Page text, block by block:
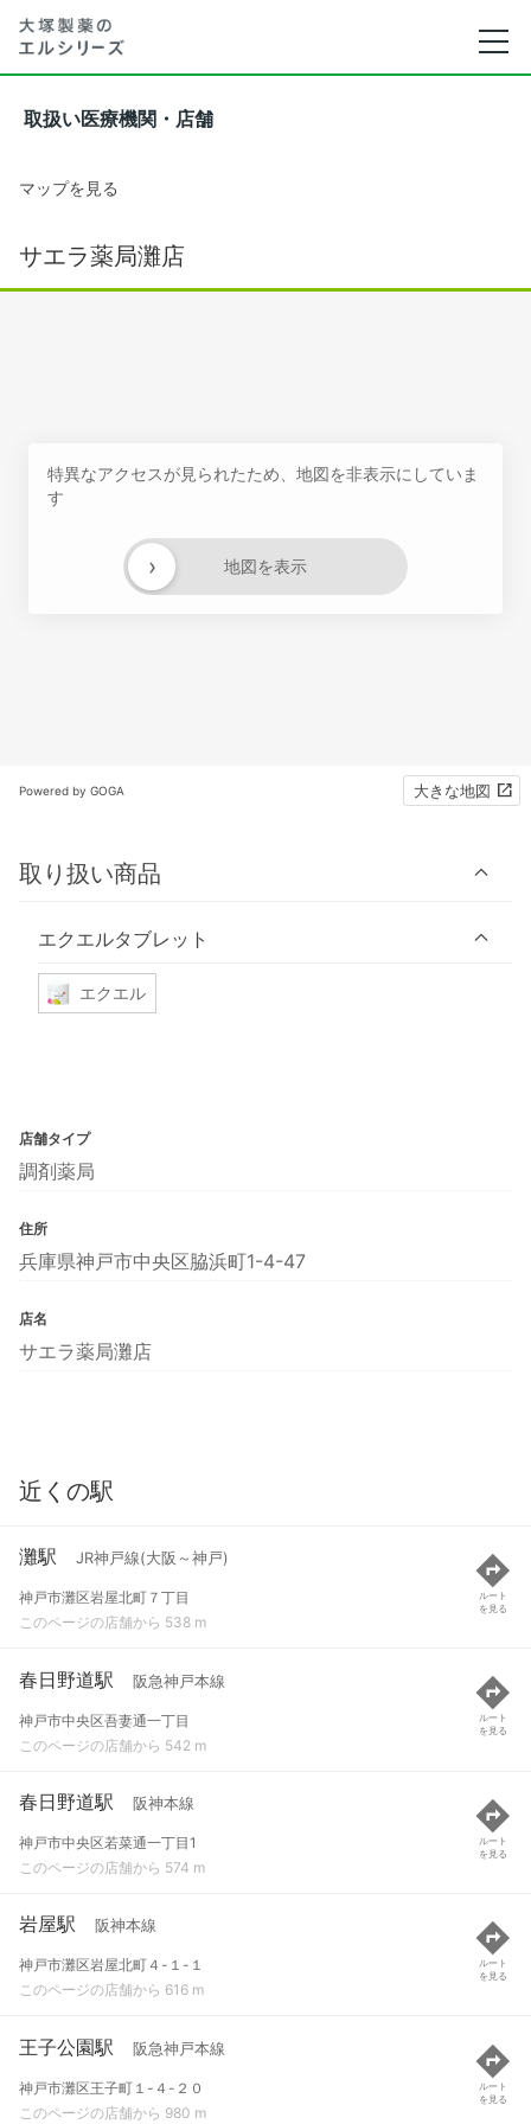
取扱い医療機関・店舗
マップを見る
サエラ薬局灘店
特異なアクセスが見られたため、地図を非表示にしていま
す
地図を表示
›
Powered by GOGA 大きな地図
取り扱い商品
エクエルタブレット
エクエル
店舗タイプ
調剤薬局
住所
兵庫県神戸市中央区脇浜町1-4-47
店名
サエラ薬局灘店
近くの駅
灘駅 JR神戸線(大阪～神戸)
神戸市灘区岩屋北町７丁目
このページの店舗から 538 m
ルート
を見る
春日野道駅 阪急神戸本線
神戸市中央区吾妻通一丁目
このページの店舗から 542 m
ルート
を見る
春日野道駅 阪神本線
神戸市中央区若菜通一丁目1
このページの店舗から 574 m
ルート
を見る
岩屋駅 阪神本線
神戸市灘区岩屋北町４-１-１
このページの店舗から 616 m
ルート
を見る
王子公園駅 阪急神戸本線
神戸市灘区王子町１-４-２０
このページの店舗から 980 m
ルート
を見る